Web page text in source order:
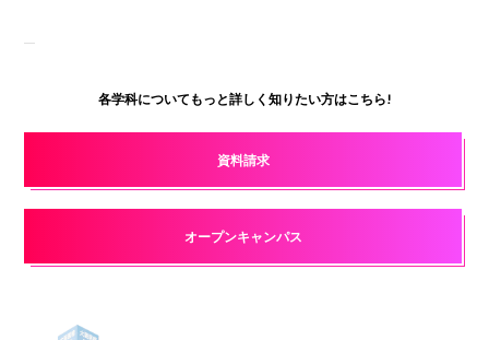
各学科についてもっと詳しく知りたい方はこちら!
資料請求
オープンキャンパス